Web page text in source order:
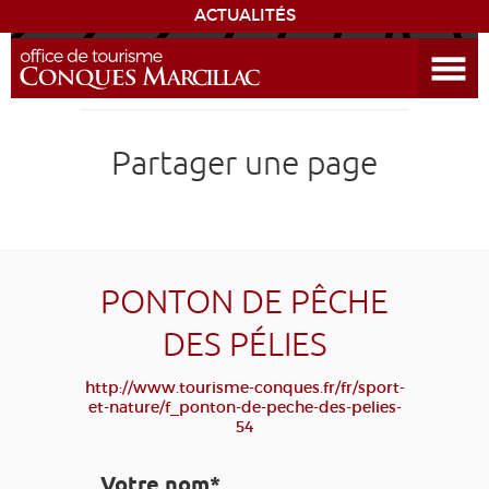
ACTUALITÉS
ENVIEDE...
DÉCOUVRIR LA DESTINATION
AGENDA
Partager une page
PONTON DE PÊCHE
DES PÉLIES
http://www.tourisme-conques.fr/fr/sport-
et-nature/f_ponton-de-peche-des-pelies-
54